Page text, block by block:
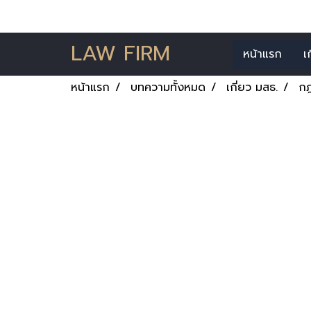
LAW FIRM หน้าแรก
หน้าแรก
บทความทั้งหมด เกี่ยว มสธ. ก